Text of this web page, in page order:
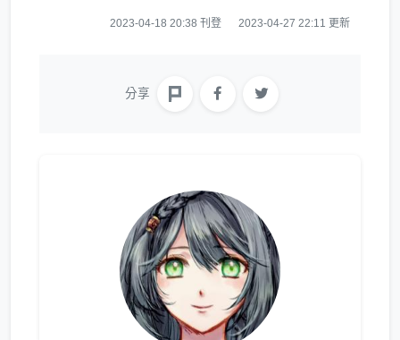
2023-04-18 20:38 刊登 2023-04-27 22:11 更新
分享